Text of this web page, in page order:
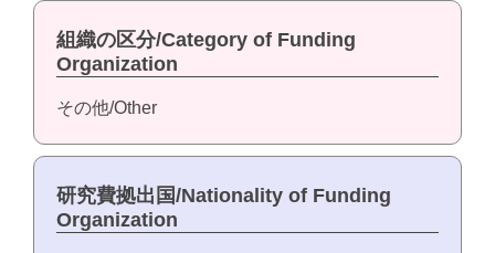
組織の区分/Category of Funding
Organization
その他/Other
研究費拠出国/Nationality of Funding
Organization